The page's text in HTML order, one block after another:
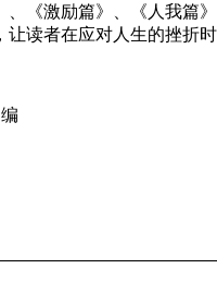
《激励篇》、《人我篇》
让读者在应对人生的挫折时